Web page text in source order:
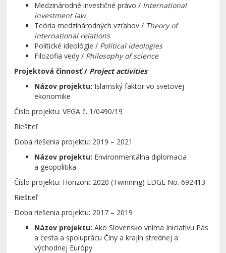
Medzinárodné investičné právo / International
investment law
Teória medzinárodných vzťahov / Theory of
international relations
Politické ideológie / Political ideologies
Filozofia vedy / Philosophy of science
Projektová činnosť/ Project activities
Názov projektu: Islamský faktor vo svetovej
ekonomike
Číslo projektu: VEGA č. 1/0490/19
Riešiteľ
Doba riešenia projektu: 2019 – 2021
Názov projektu: Environmentálna diplomacia
a geopolitika
Číslo projektu: Horizont 2020 (Twinning) EDGE No. 692413
Riešiteľ
Doba riešenia projektu: 2017 – 2019
Názov projektu:Ako Slovensko vníma Iniciatívu Pás
a cesta a spoluprácu Číny a krajín strednej a
východnej Európy